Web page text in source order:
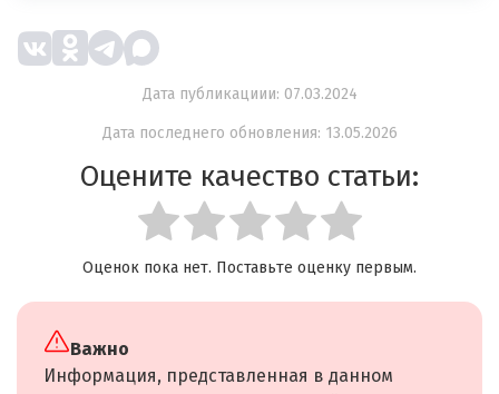
Дата публикациии: 07.03.2024
Дата последнего обновления: 13.05.2026
Оцените качество статьи:
Оценок пока нет. Поставьте оценку первым.
Важно
Информация, представленная в данном